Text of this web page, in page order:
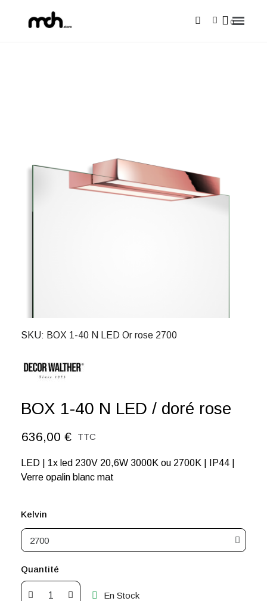
SKU BOX 1-40 N LED Or rose 2700
BOX 1-40 N LED / doré rose
636,00 € TTC
LED | 1x led 230V 20,6W 3000K ou 2700K | IP44 |
Verre opalin blanc mat
Kelvin
Quantité
En Stock